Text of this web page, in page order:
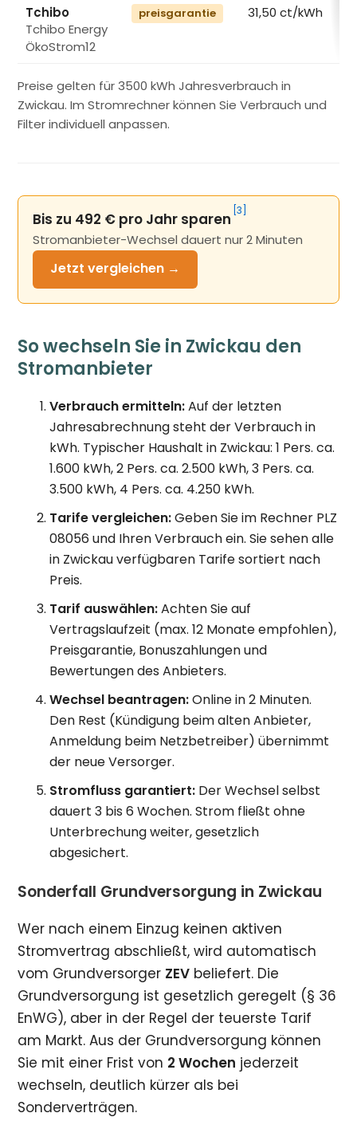
Tchibo
Tchibo Energy
ÖkoStrom12
preisgarantie 31,50 ct/kWh
Preise gelten für 3500 kWh Jahresverbrauch in
Zwickau. Im Stromrechner können Sie Verbrauch und
Filter individuell anpassen.
Bis zu 492 € pro Jahr sparen [3]
Stromanbieter-Wechsel dauert nur 2 Minuten
Jetzt vergleichen →
So wechseln Sie in Zwickau den
Stromanbieter
Verbrauch ermitteln:Auf der letzten
Jahresabrechnung steht der Verbrauch in
kWh. Typischer Haushalt in Zwickau: 1 Pers. ca.
1.600 kWh, 2 Pers. ca. 2.500 kWh, 3 Pers. ca.
3.500 kWh, 4 Pers. ca. 4.250 kWh.
Tarife vergleichen:Geben Sie im Rechner PLZ
08056 und Ihren Verbrauch ein. Sie sehen alle
in Zwickau verfügbaren Tarife sortiert nach
Preis.
Tarif auswählen:Achten Sie auf
Vertragslaufzeit (max. 12 Monate empfohlen),
Preisgarantie, Bonuszahlungen und
Bewertungen des Anbieters.
Wechsel beantragen:Online in 2 Minuten.
Den Rest (Kündigung beim alten Anbieter,
Anmeldung beim Netzbetreiber) übernimmt
der neue Versorger.
Stromfluss garantiert: Der Wechsel selbst
dauert 3 bis 6 Wochen. Strom fließt ohne
Unterbrechung weiter, gesetzlich
abgesichert.
Sonderfall Grundversorgung in Zwickau
Wer nach einem Einzug keinen aktiven
Stromvertrag abschließt, wird automatisch
vom Grundversorger ZEV beliefert. Die
Grundversorgung ist gesetzlich geregelt (§ 36
EnWG), aber in der Regel der teuerste Tarif
am Markt. Aus der Grundversorgung können
Sie mit einer Frist von 2 Wochen jederzeit
wechseln, deutlich kürzer als bei
Sonderverträgen.